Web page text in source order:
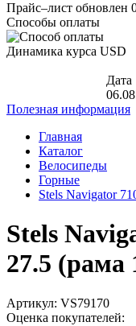
Прайс–лист обновлен
Способы оплаты
Динамика курса USD
Дата
Полезная информация
Главная
Каталог
Велосипеды
Горные
Stels Navigator
Stels
27.5 (рама
Артикул: VS79170
Оценка покупателей: